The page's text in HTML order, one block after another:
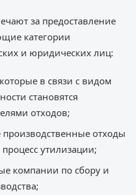
за предоставление
категории
и юридических лиц:
в связи с видом
становятся
отходов;
отходы
утилизации;
компании по сбору и